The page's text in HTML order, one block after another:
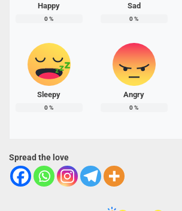
Happy
0%
Sad
0%
Sleepy
0%
Angry
0%
Spread the love